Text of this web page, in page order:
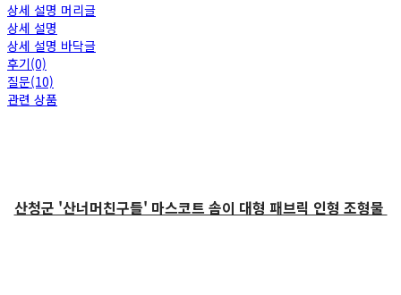
상세 설명 머리글
상세 설명
상세 설명 바닥글
후기(0)
질문(10)
관련 상품
산청군 '산너머친구들' 마스코트 솜이 대형 패브릭 인형 조형물